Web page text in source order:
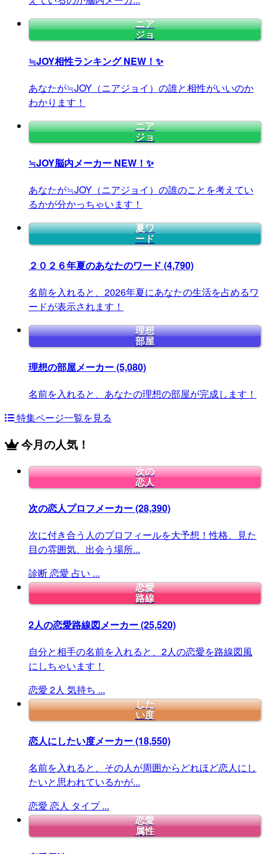
ニア
ジョ
≒JOY相性ランキングNEW！✨
あなたが≒JOY（ニアジョイ）の誰と相性がいいのか
わかります！
ニア
ジョ
≒JOY脳内メーカー NEW！✨
あなたが≒JOY（ニアジョイ）の誰のことを考えてい
るかが分かっちゃいます！
夏ワ
ード
２０２６年夏のあなたのワード (4,790)
名前を入れると、2026年夏にあなたの生活を占めるワ
ードが表示されます！
理想
部屋
理想の部屋メーカー(5,080)
名前を入れると、あなたの理想の部屋が完成します！
特集ページ一覧を見る
今月の人気！
次の
恋人
次の恋人プロフメーカー(28,390)
次に付き合う人のプロフィールを大予想！性格、見た
目の雰囲気、出会う場所...
診断恋愛 占い ...
恋愛
路線
2人の恋愛路線図メーカー(25,520)
自分と相手の名前を入れると、2人の恋愛を路線図風
にしちゃいます！
恋愛 2人 気持ち ...
した
い度
恋人にしたい度メーカー(18,550)
名前を入れると、その人が周囲からどれほど恋人にし
たいと思われているかが...
恋愛 恋人 タイプ ...
恋愛
属性